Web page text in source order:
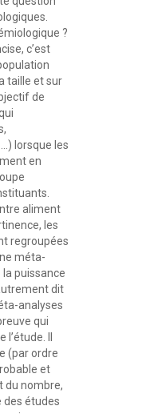
?
c’est
taille et sur
de
lorsque les
en
aliment
les
regroupées
méta-
puissance
dit
analyses
qui
Il
(par ordre
et
du nombre,
des études